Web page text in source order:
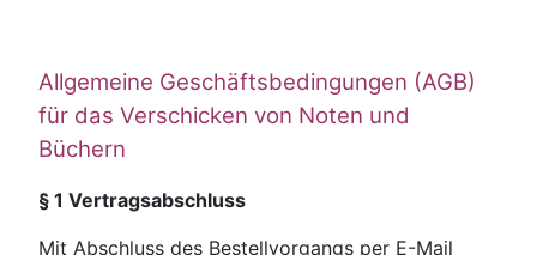
Allgemeine Geschäftsbedingungen (AGB)
für das Verschicken von Noten und
Büchern
§ 1 Vertragsabschluss
Mit Abschluss des Bestellvorgangs per E-Mail